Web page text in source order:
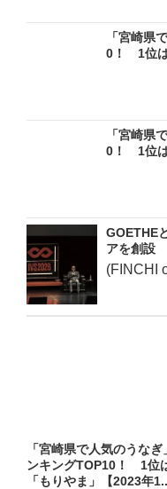
「宮崎県
0！ 1位は
「宮崎県
0！ 1位は
GOETHE
アを創設
(FINCHI
「宮崎県で人気のうなぎ
ンキングTOP10！ 1位
「もりやま」【2023年